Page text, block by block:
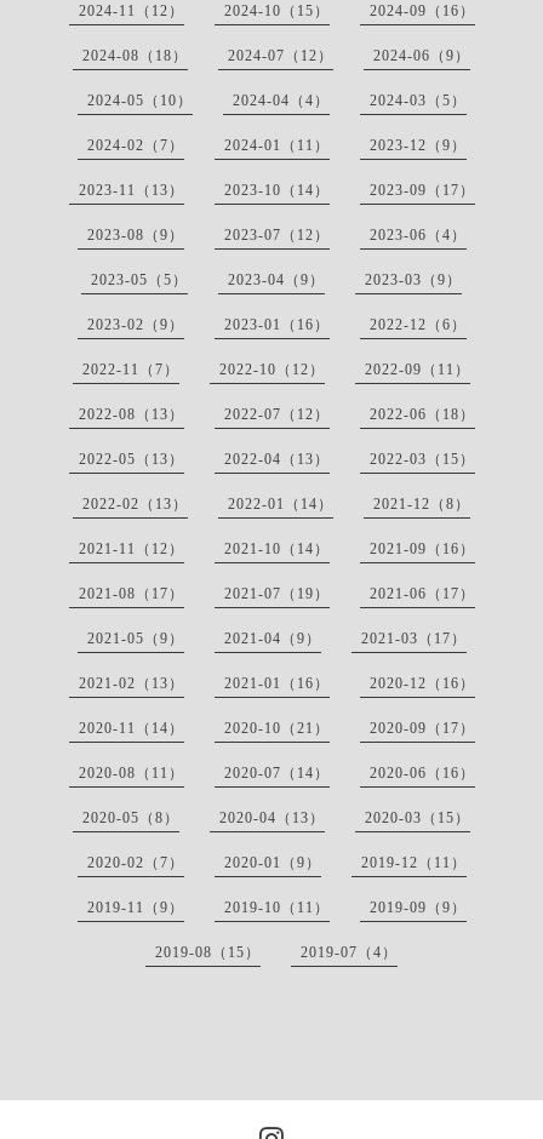
2024-11（12） 2024-10（15） 2024-09（16）
2024-08（18） 2024-07（12） 2024-06（9）
2024-05（10） 2024-04（4） 2024-03（5）
2024-02（7） 2024-01（11） 2023-12（9）
2023-11（13） 2023-10（14） 2023-09（17）
2023-08（9） 2023-07（12） 2023-06（4）
2023-05（5） 2023-04（9） 2023-03（9）
2023-02（9） 2023-01（16） 2022-12（6）
2022-11（7） 2022-10（12） 2022-09（11）
2022-08（13） 2022-07（12） 2022-06（18）
2022-05（13） 2022-04（13） 2022-03（15）
2022-02（13） 2022-01（14） 2021-12（8）
2021-11（12） 2021-10（14） 2021-09（16）
2021-08（17） 2021-07（19） 2021-06（17）
2021-05（9） 2021-04（9） 2021-03（17）
2021-02（13） 2021-01（16） 2020-12（16）
2020-11（14） 2020-10（21） 2020-09（17）
2020-08（11） 2020-07（14） 2020-06（16）
2020-05（8） 2020-04（13） 2020-03（15）
2020-02（7） 2020-01（9） 2019-12（11）
2019-11（9） 2019-10（11） 2019-09（9）
2019-08（15） 2019-07（4）